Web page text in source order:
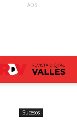
ADS
Sucesos